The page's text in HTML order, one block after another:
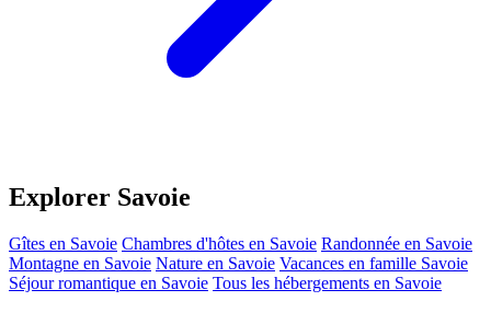
Explorer Savoie
Gîtes en Savoie Chambres d'hôtes en Savoie Randonnée en Savoie
Montagne en Savoie Nature en Savoie Vacances en famille Savoie
Séjour romantique en Savoie Tous les hébergements en Savoie